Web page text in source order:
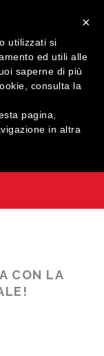
CON LA
×
utilizzati si
ed utili alle
saperne di più
consulta la
pagina,
in altra